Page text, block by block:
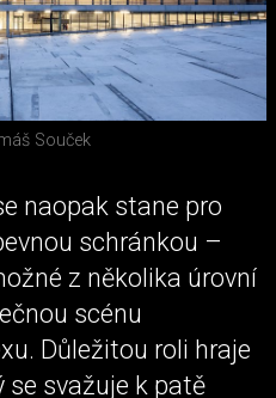
Souček
naopak stane pro
schránkou –
z několika úrovní
scénu
Důležitou roli hraje
svažuje k patě